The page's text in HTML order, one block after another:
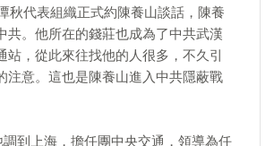
秋代表組織正式約陳養山談話，陳養
共。他所在的錢莊也成為了中共武漢
站，從此來往找他的人很多，不久引
注意。這也是陳養山進入中共隱蔽戰
調到上海，擔任團中央交通，領導為任